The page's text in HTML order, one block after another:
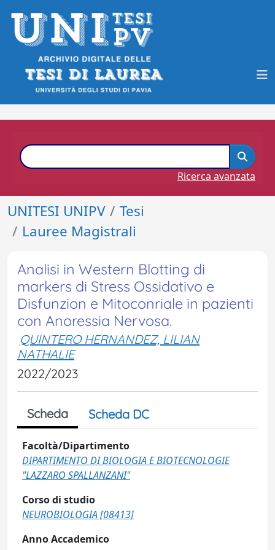
Ricerca avanzata
UNITESI UNIPV
Tesi
Lauree Magistrali
Analisi in Western Blotting di
markers di Stress Ossidativo e
Disfunzion e Mitoconriale in pazienti
con Anoressia Nervosa.
QUINTERO HERNANDEZ, LILIAN
NATHALIE
2022/2023
Scheda Scheda DC
Facoltà/Dipartimento
DIPARTIMENTO DI BIOLOGIA E BIOTECNOLOGIE
"LAZZARO SPALLANZANI"
Corso di studio
NEUROBIOLOGIA [08413]
Anno Accademico